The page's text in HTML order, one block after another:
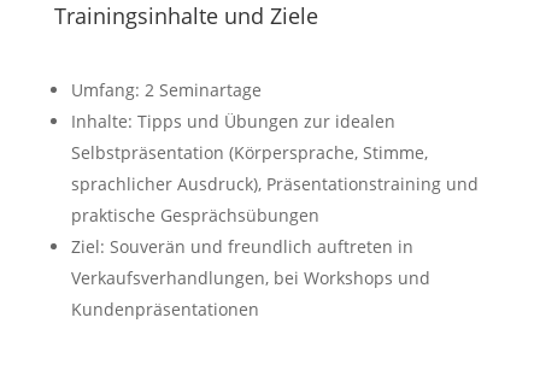
Trainingsinhalte und Ziele
Umfang: 2 Seminartage
Inhalte: Tipps und Übungen zur idealen
Selbstpräsentation (Körpersprache, Stimme,
sprachlicher Ausdruck), Präsentationstraining und
praktische Gesprächsübungen
Ziel: Souverän und freundlich auftreten in
Verkaufsverhandlungen, bei Workshops und
Kundenpräsentationen